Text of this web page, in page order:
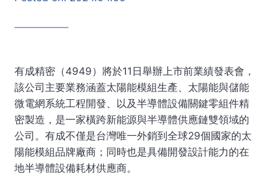
有成精密（4949）將於11日舉辦上市前業績發表會，
該公司主要業務涵蓋太陽能模組生產、太陽能與儲能
微電網系統工程開發、以及半導體設備關鍵零組件精
密製造，是一家橫跨新能源與半導體供應鏈雙領域的
公司。有成不僅是台灣唯一外銷到全球29個國家的太
陽能模組品牌廠商；同時也是具備開發設計能力的在
地半導體設備耗材供應商。